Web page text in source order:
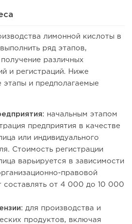
лимонной кислоты в
ряд этапов,
различных
и регистраций. Ниже
этапы и предполагаемые
начальным этапом
предприятия в качестве
или индивидуального
Стоимость регистрации
варьируется в зависимости
правовой
от 4 000 до 10 000
для производства и
продуктов, включая